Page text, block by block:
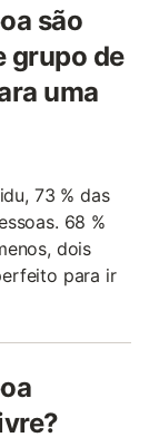
são
grupo de
uma
73 % das
68 %
dois
para ir